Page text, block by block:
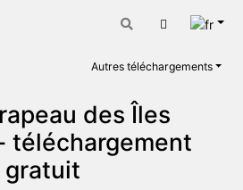
Panier
Autres téléchargements
des Îles
téléchargement
gratuit